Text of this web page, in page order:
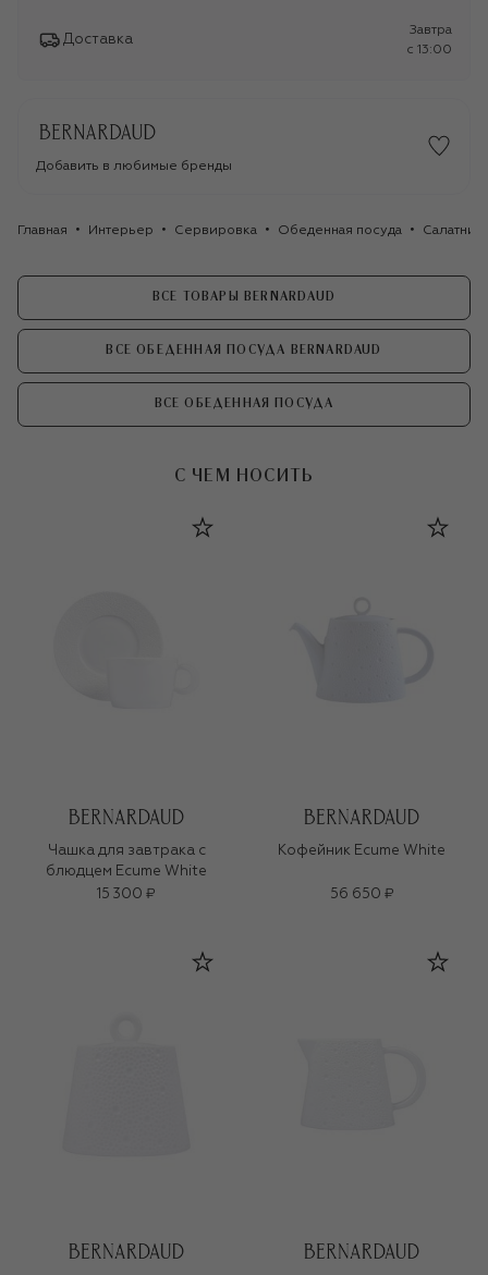
Доставка
Завтра
c 13:00
Добавить в любимые бренды
Главная Интерьер Сервировка Обеденная посуда
ВСЕ ТОВАРЫ BERNARDAUD
ВСЕ ОБЕДЕННАЯ ПОСУДА BERNARDAUD
ВСЕ ОБЕДЕННАЯ ПОСУДА
С ЧЕМ НОСИТЬ
Чашка для завтрака с
блюдцем Ecume White
15 300 ₽
Кофейник Ecume White
56 650 ₽